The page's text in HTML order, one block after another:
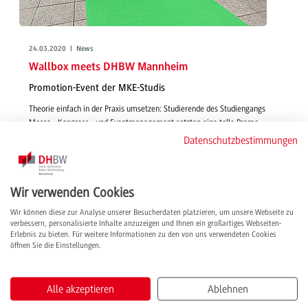
24.03.2020 | News
Wallbox meets DHBW Mannheim
Promotion-Event der MKE-Studis
Theorie einfach in der Praxis umsetzen: Studierende des Studiengangs
Messe-, Kongress-, und Eventmanagement setzten eine tolle Promo-
Aktion für einen unserer Dualen Partner um. Im Nachbericht einer
Studentin erfahren Sie mehr.
weiterlesen
Datenschutzbestimmungen
Wir verwenden Cookies
Wir können diese zur Analyse unserer Besucherdaten platzieren, um unsere Webseite zu
verbessern, personalisierte Inhalte anzuzeigen und Ihnen ein großartiges Webseiten-
Erlebnis zu bieten. Für weitere Informationen zu den von uns verwendeten Cookies
öffnen Sie die Einstellungen.
Alle akzeptieren Ablehnen